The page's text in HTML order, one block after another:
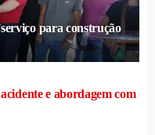
para construção
e abordagem com